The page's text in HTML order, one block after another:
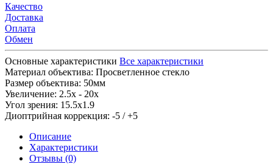
Качество
Доставка
Оплата
Обмен
Основные характеристики Все характеристики
Материал объектива: Просветленное стекло
Размер объектива: 50мм
Увеличение: 2.5x - 20x
Угол зрения: 15.5x1.9
Диоптрийная коррекция: -5 / +5
Описание
Характеристики
Отзывы (0)